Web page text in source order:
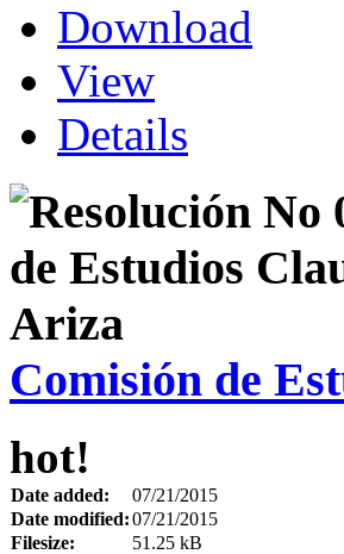
Download
View
Details
Comisión de
hot!
Date added:
07/21/2015
Date modified:07/21/2015
Filesize:
51.25 kB